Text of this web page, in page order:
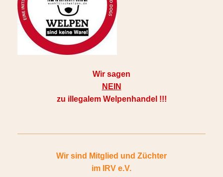
Wir sagen
NEIN
zu illegalem Welpenhandel !!!
Wir sind Mitglied und Züchter
im
IRV e.V.